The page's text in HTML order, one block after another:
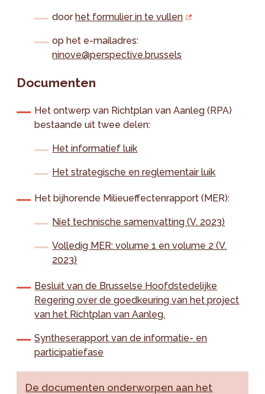
doorhet formulier in te vullen
op het e-mailadres:
ninove@perspective.brussels
Documenten
Het ontwerp van Richtplan van Aanleg (RPA)
bestaande uit twee delen:
Het informatief luik
Het strategische en reglementair luik
​Het bijhorende Milieueffectenrapport (MER):
Niet technische samenvatting (V. 2023)
Volledig MER: volume 1 en volume 2 (V.
2023)
Besluit van de Brusselse Hoofdstedelijke
Regering over de goedkeuring van het project
van het Richtplan van Aanleg.
Syntheserapport van de informatie- en
participatiefase
De documenten onderworpen aan het